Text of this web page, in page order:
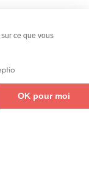
CONTACT
de Saint-
14
à 13h30 et
la
ce que vous
OK pour moi